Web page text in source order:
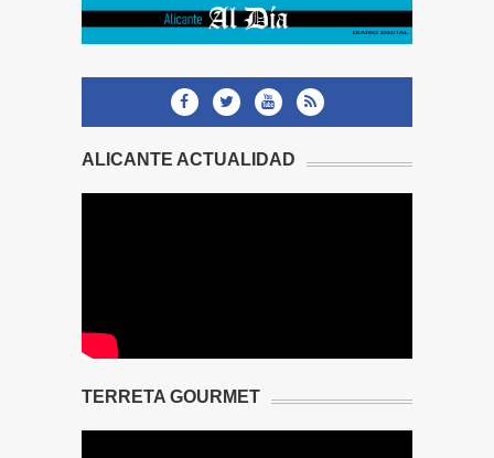
ALICANTE ACTUALIDAD
TERRETA GOURMET